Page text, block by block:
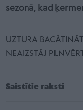
sezonā, kad
UZTURA
NEAIZSTĀJ
Saistītie raksti